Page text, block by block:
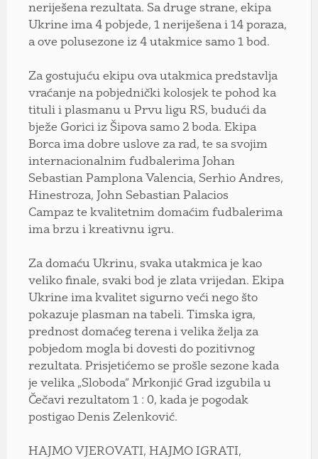
neriješena rezultata. Sa druge strane, ekipa
Ukrine ima 4 pobjede, 1 neriješena i 14 poraza,
a ove polusezone iz 4 utakmice samo 1 bod.
Za gostujuću ekipu ova utakmica predstavlja
vraćanje na pobjednički kolosjek te pohod ka
tituli i plasmanu u Prvu ligu RS, budući da
bježe Gorici iz Šipova samo 2 boda. Ekipa
Borca ima dobre uslove za rad, te sa svojim
internacionalnim fudbalerima Johan
Sebastian Pamplona Valencia, Serhio Andres,
Hinestroza, John Sebastian Palacios
Campaz te kvalitetnim domaćim fudbalerima
ima brzu i kreativnu igru.
Za domaću Ukrinu, svaka utakmica je kao
veliko finale, svaki bod je zlata vrijedan. Ekipa
Ukrine ima kvalitet sigurno veći nego što
pokazuje plasman na tabeli. Timska igra,
prednost domaćeg terena i velika želja za
pobjedom mogla bi dovesti do pozitivnog
rezultata. Prisjetićemo se prošle sezone kada
je velika „Sloboda” Mrkonjić Grad izgubila u
Čečavi rezultatom 1 : 0, kada je pogodak
postigao Denis Zelenković.
HAJMO VJEROVATI, HAJMO IGRATI,